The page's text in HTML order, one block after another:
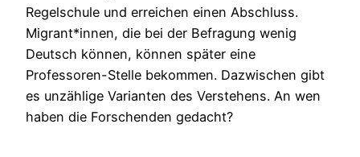
Regelschule und erreichen einen Abschluss.
Migrant*innen, die bei der Befragung wenig
Deutsch können, können später eine
Professoren-Stelle bekommen. Dazwischen gibt
es unzählige Varianten des Verstehens. An wen
haben die Forschenden gedacht?